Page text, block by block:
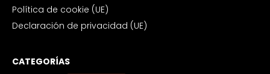
Política de cookie (UE)
Declaración de privacidad (UE)
CATEGORÍAS